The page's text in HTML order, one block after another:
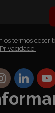
os termos